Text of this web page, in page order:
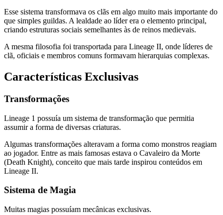
Esse sistema transformava os clãs em algo muito mais importante do
que simples guildas. A lealdade ao líder era o elemento principal,
criando estruturas sociais semelhantes às de reinos medievais.
A mesma filosofia foi transportada para Lineage II, onde líderes de
clã, oficiais e membros comuns formavam hierarquias complexas.
Características Exclusivas
Transformações
Lineage 1 possuía um sistema de transformação que permitia
assumir a forma de diversas criaturas.
Algumas transformações alteravam a forma como monstros reagiam
ao jogador. Entre as mais famosas estava o Cavaleiro da Morte
(Death Knight), conceito que mais tarde inspirou conteúdos em
Lineage II.
Sistema de Magia
Muitas magias possuíam mecânicas exclusivas.